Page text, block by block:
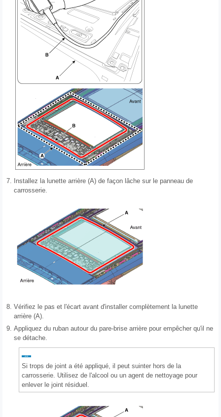
7.
Installez la lunette arrière (A) de façon lâche sur le panneau de
carrosserie.
8. Vérifiez le pas et l'écart avant d'installer complètement la lunette
arrière (A).
9. Appliquez du ruban autour du pare-brise arrière pour empêcher qu'il ne
se détache.
Si trops de joint a été appliqué, il peut suinter hors de la
carrosserie. Utilisez de l'alcool ou un agent de nettoyage pour
enlever le joint résiduel.